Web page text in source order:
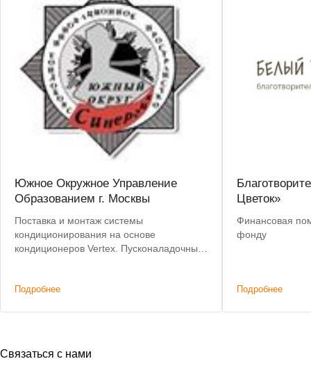
Южное Окружное Управление
Образованием г. Москвы
Поставка и монтаж системы
кондиционирования на основе
кондиционеров Vertex. Пусконаладочные
Подробнее
Цветок»
Финансовая
фонду
Подробнее
Связаться с нами